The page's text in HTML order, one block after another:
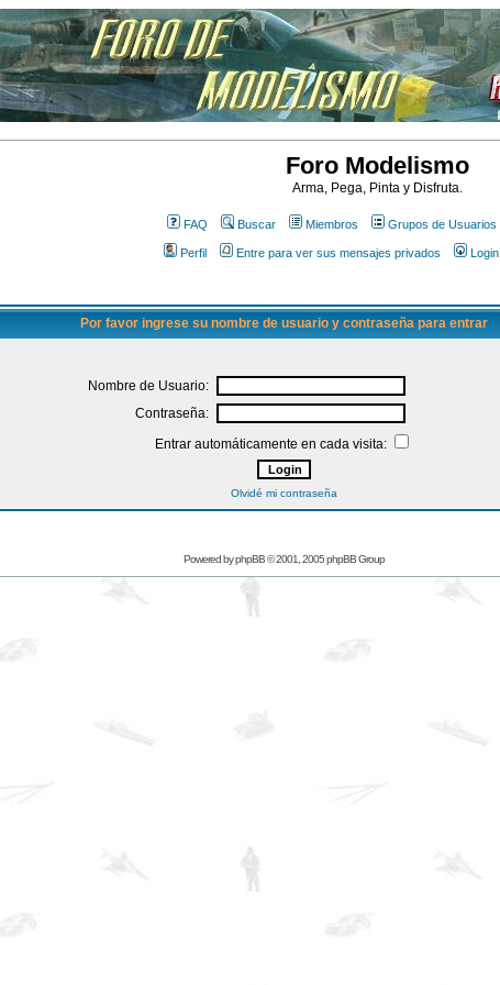
Foro Modelismo
Arma, Pega, Pinta y Disfruta.
FAQ Buscar Miembros Grupos de Usuarios
Perfil Entre para ver sus mensajes privados Login
Por favor ingrese su nombre de usuario y contraseña para entrar
Nombre de Usuario:
Contraseña:
Entrar automáticamente en cada visita:
Olvidé mi contraseña
Powered byphpBB© 2001, 2005 phpBB Group